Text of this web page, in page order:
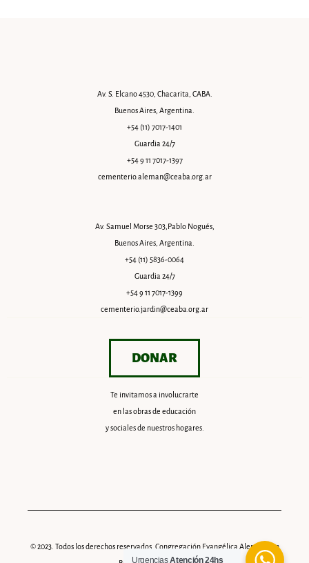
Av. S. Elcano 4530, Chacarita, CABA.
Buenos Aires, Argentina.
+54 (11) 7017-1401
Guardia 24/7
+54 9 11 7017-1397
cementerio.aleman@ceaba.org.ar
Av. Samuel Morse 303,Pablo Nogués,
Buenos Aires, Argentina.
+54 (11) 5836-0064
Guardia 24/7
+54 9 11 7017-1399
cementerio.jardin@ceaba.org.ar
DONAR
Te invitamos a involucrarte
en las obras de educación
y sociales de nuestros hogares.
© 2023. Todos los derechos reservados. Congregación Evangélica Alemana en
UrgenciasAtención 24hs